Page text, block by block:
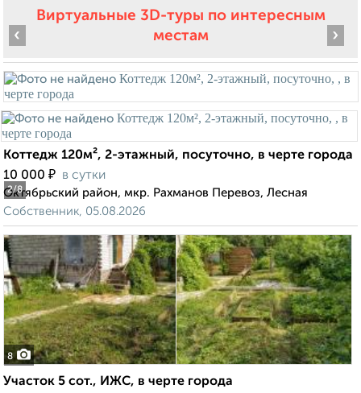
Виртуальные 3D-туры по интересным
местам
2/8
‹ ›
Коттедж 120м², 2-этажный, посуточно, в черте города
10 000 ₽ в сутки
Октябрьский район, мкр. Рахманов Перевоз, Лесная
Собственник, 05.08.2026
8
Участок 5 сот., ИЖС, в черте города